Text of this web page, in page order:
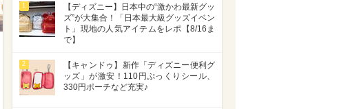
1
【ディズニー】日本中の“激かわ最新グッ
ズ”が大集合！「日本最大級グッズイベン
ト」現地の人気アイテムをレポ【8/16ま
で】
2
【キャンドゥ】新作「ディズニー便利グ
ッズ」が激安！110円ぷっくりシール、
330円ポーチなど充実♪